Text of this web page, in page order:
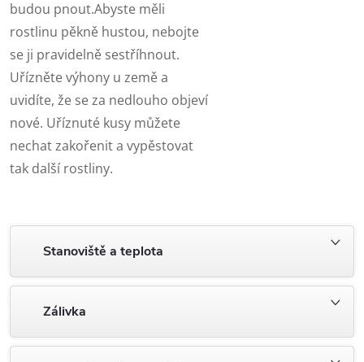
budou pnout.Abyste měli
rostlinu pěkně hustou, nebojte
se ji pravidelně sestříhnout.
Uřízněte výhony u země a
uvidíte, že se za nedlouho objeví
nové. Uříznuté kusy můžete
nechat zakořenit a vypěstovat
tak další rostliny.
Stanoviště a teplota
Zálivka